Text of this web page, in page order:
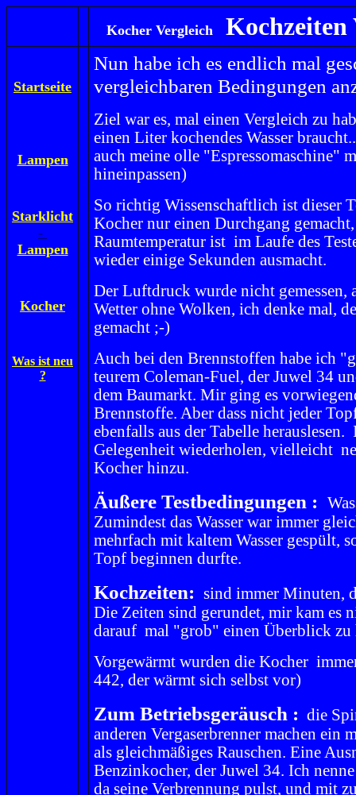
Kocher Vergleich Kochzeiten
Startseite
Lampen
Starklicht
-
Lampen
Kocher
Was ist neu
?
Nun habe ich es endlich mal
vergleichbaren Bedingungen
Ziel war es, mal einen Vergleich zu
einen Liter kochendes Wasser
auch meine olle "Espressomaschine"
hineinpassen)
So richtig Wissenschaftlich ist dieser
Kocher nur einen Durchgang
Raumtemperatur ist im Laufe des
wieder einige Sekunden ausmacht.
Der Luftdruck wurde nicht gemessen,
Wetter ohne Wolken, ich denke mal,
gemacht ;-)
Auch bei den Brennstoffen habe ich
teurem Coleman-Fuel, der Juwel 34
dem Baumarkt. Mir ging es
Brennstoffe. Aber dass nicht jeder
ebenfalls aus der Tabelle
Gelegenheit wiederholen, vielleicht
Kocher hinzu.
Äußere Testbedingungen :
Zumindest das Wasser war immer
mehrfach mit kaltem Wasser gespült,
Topf beginnen durfte.
Kochzeiten: sind immer Minuten,
Die Zeiten sind gerundet, mir kam es
darauf mal "grob" einen Überblick zu
Vorgewärmt wurden die Kocher
442, der wärmt sich selbst vor)
Zum Betriebsgeräusch : die
anderen Vergaserbrenner machen ein
als gleichmäßiges Rauschen. Eine
Benzinkocher, der Juwel 34. Ich
da seine Verbrennung pulst, und mit